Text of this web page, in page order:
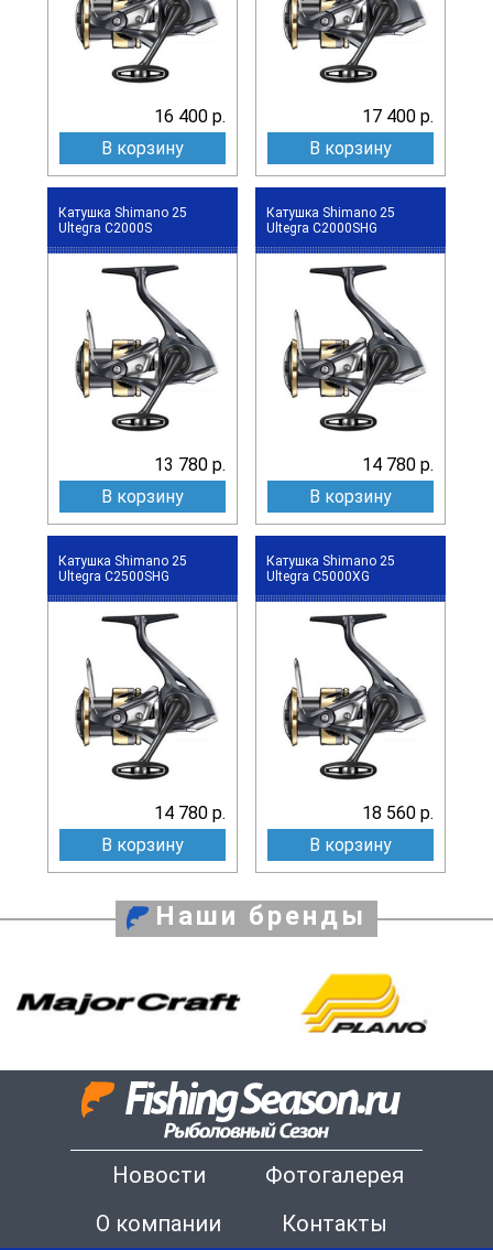
16 400 р.
В корзину
17 400 р.
В корзину
Катушка Shimano 25
Ultegra C2000S
13 780 р.
В корзину
Катушка Shimano 25
Ultegra C2000SHG
14 780 р.
В корзину
Катушка Shimano 25
Ultegra C2500SHG
14 780 р.
В корзину
Катушка Shimano 25
Ultegra C5000XG
18 560 р.
В корзину
Наши бренды
Новости
Фотогалерея
О компании
Контакты